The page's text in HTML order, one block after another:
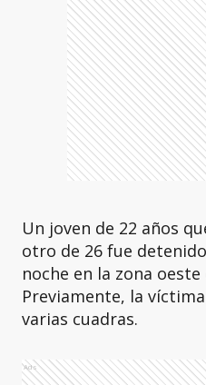
Un joven de 22 años
otro de 26 fue
noche en la zona oeste
Previamente, la
varias cuadras.
Ads